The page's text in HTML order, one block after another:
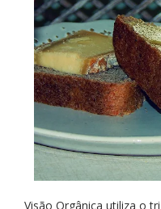
Visão Orgânica utiliza o